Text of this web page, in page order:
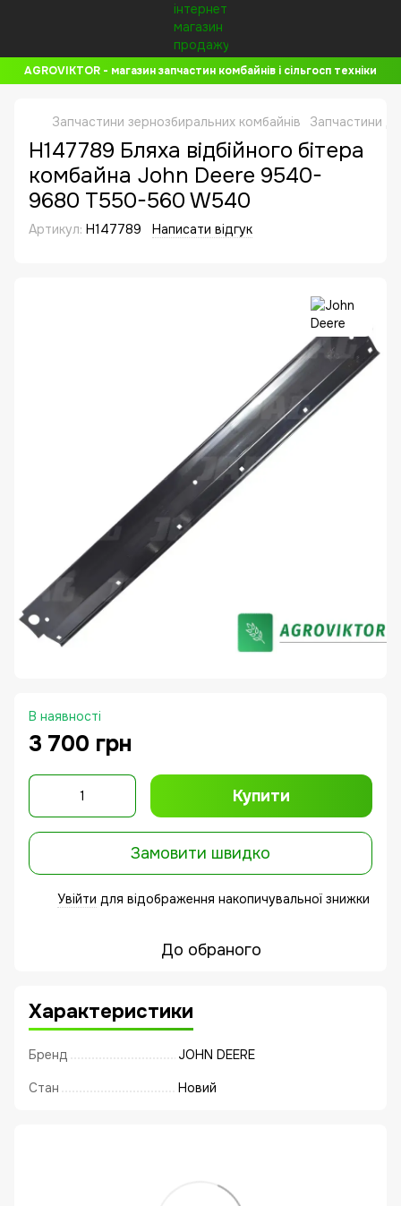
AGROVIKTOR - магазин запчастин комбайнів і сільгосп техніки
Запчастини зернозбиральних комбайнів Запчастини
H147789 Бляха відбійного бітера
комбайна John Deere 9540-
9680 T550-560 W540
Артикул: H147789 Написати відгук
В наявності
3 700 грн
Купити
Замовити швидко
Увійти для відображення накопичувальної знижки
До обраного
Характеристики
Бренд JOHN DEERE
Стан Новий